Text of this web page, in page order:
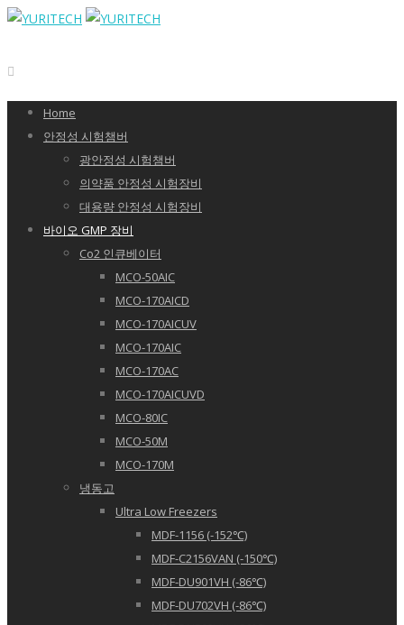
Home
안정성 시험챔버
광안정성 시험챔버
의약품 안정성 시험장비
대용량 안정성 시험장비
바이오 GMP 장비
Co2 인큐베이터
MCO-50AIC
MCO-170AICD
MCO-170AICUV
MCO-170AIC
MCO-170AC
MCO-170AICUVD
MCO-80IC
MCO-50M
MCO-170M
냉동고
Ultra Low Freezers
MDF-1156 (-152℃)
MDF-C2156VAN (-150℃)
MDF-DU901VH (-86℃)
MDF-DU702VH (-86℃)